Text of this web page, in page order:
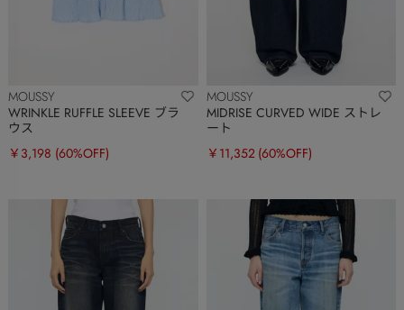
MOUSSY
WRINKLE RUFFLE SLEEVE ブラ
ウス
￥3,198 (60%OFF)
MOUSSY
MIDRISE CURVED WIDE ストレ
ート
￥11,352 (60%OFF)